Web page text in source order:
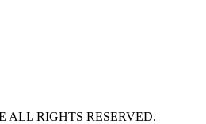
RIGHTS RESERVED.